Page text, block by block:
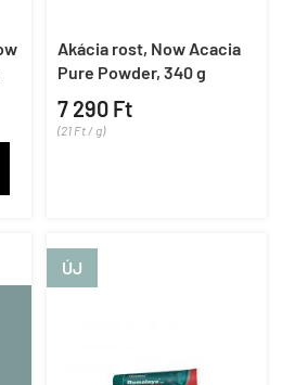
Akácia rost, Now Acacia
Pure Powder, 340 g
7 290 Ft
(21 Ft / g)
ÚJ